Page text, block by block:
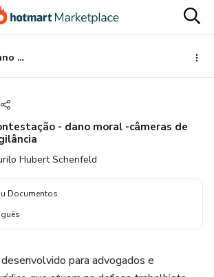
Contestação - dano moral -câmeras de vigilância
- dano moral -câmeras de
Hubert Schenfeld
Documentos
para advogados e